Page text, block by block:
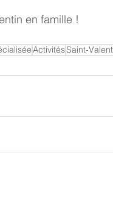
en famille !
ActivitésSaint-